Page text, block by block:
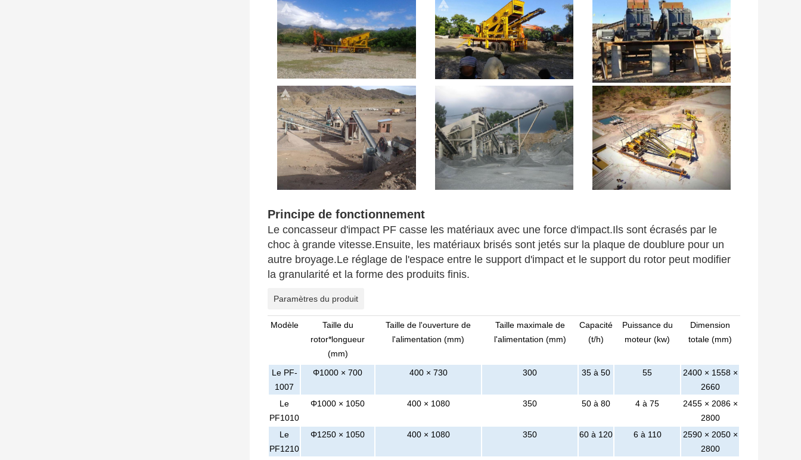
Principe de fonctionnement
Le concasseur d'impact PF casse les matériaux avec une force d'impact.Ils sont écrasés par le
choc à grande vitesse.Ensuite, les matériaux brisés sont jetés sur la plaque de doublure pour un
autre broyage.Le réglage de l'espace entre le support d'impact et le support du rotor peut modifier
la granularité et la forme des produits finis.
Paramètres du produit
Modèle
Taille du
rotor*longueur
(mm)
Taille de l'ouverture de
l'alimentation (mm)
Taille maximale de
l'alimentation (mm)
Capacité
(t/h)
Puissance du
moteur (kw)
Dimension
totale (mm)
Le PF-
1007
Φ1000 × 700 400 × 730 300 35 à 50 55
2400 × 1558 ×
2660
Le
PF1010
Φ1000 × 1050 400 × 1080 350 50 à 80 4 à 75
2455 × 2086 ×
2800
Le
PF1210
Φ1250 × 1050 400 × 1080 350 60 à 120 6 à 110
2590 × 2050 ×
2800